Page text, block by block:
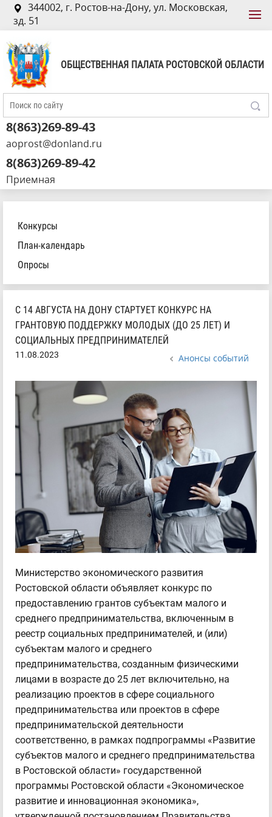
344002, г. Ростов-на-Дону, ул. Московская,
зд. 51
ОБЩЕСТВЕННАЯ ПАЛАТА РОСТОВСКОЙ ОБЛАСТИ
8(863)269-89-43
aoprost@donland.ru
8(863)269-89-42
Приемная
Конкурсы
План-календарь
Опросы
С 14 АВГУСТА НА ДОНУ СТАРТУЕТ КОНКУРС НА
ГРАНТОВУЮ ПОДДЕРЖКУ МОЛОДЫХ (ДО 25 ЛЕТ) И
СОЦИАЛЬНЫХ ПРЕДПРИНИМАТЕЛЕЙ
11.08.2023 Анонсы событий
Министерство экономического развития
Ростовской области объявляет конкурс по
предоставлению грантов субъектам малого и
среднего предпринимательства, включенным в
реестр социальных предпринимателей, и (или)
субъектам малого и среднего
предпринимательства, созданным физическими
лицами в возрасте до 25 лет включительно, на
реализацию проектов в сфере социального
предпринимательства или проектов в сфере
предпринимательской деятельности
соответственно, в рамках подпрограммы «Развитие
субъектов малого и среднего предпринимательства
в Ростовской области» государственной
программы Ростовской области «Экономическое
развитие и инновационная экономика»,